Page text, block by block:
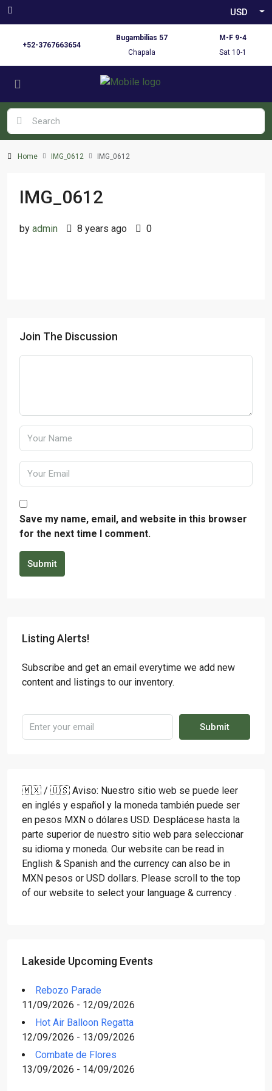
USD
+52-3767663654
Bugambilias 57
Chapala
M-F 9-4
Sat 10-1
Home IMG_0612 IMG_0612
IMG_0612
by admin 8 years ago 0
Join The Discussion
Save my name, email, and website in this browser
for the next time I comment.
Submit
Listing Alerts!
Subscribe and get an email everytime we add new
content and listings to our inventory.
Submit
🇲🇽 / 🇺🇸 Aviso: Nuestro sitio web se puede leer
en inglés y español y la moneda también puede ser
en pesos MXN o dólares USD. Desplácese hasta la
parte superior de nuestro sitio web para seleccionar
su idioma y moneda. Our website can be read in
English & Spanish and the currency can also be in
MXN pesos or USD dollars. Please scroll to the top
of our website to select your language & currency .
Lakeside Upcoming Events
Rebozo Parade
11/09/2026 - 12/09/2026
Hot Air Balloon Regatta
12/09/2026 - 13/09/2026
Combate de Flores
13/09/2026 - 14/09/2026